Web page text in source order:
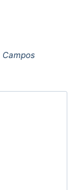
Campos